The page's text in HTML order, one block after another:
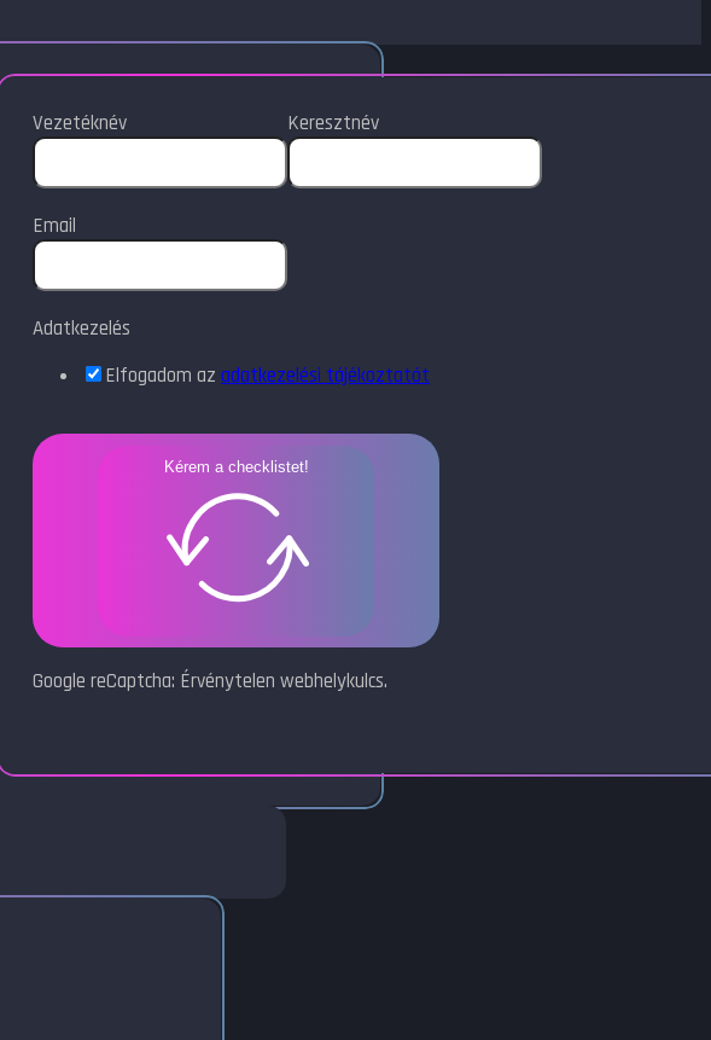
Vezetéknév Keresztnév
Email
Adatkezelés
Elfogadom az adatkezelési tájékoztatót
Kérem a checklistet!
Google reCaptcha: Érvénytelen webhelykulcs.